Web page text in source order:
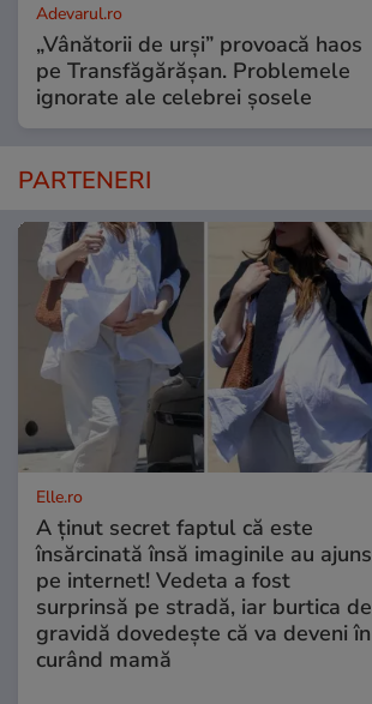
Adevarul.ro
„Vânătorii de urși” provoacă haos
pe Transfăgărășan. Problemele
ignorate ale celebrei șosele
PARTENERI
Elle.ro
A ținut secret faptul că este
însărcinată însă imaginile au ajuns
pe internet! Vedeta a fost
surprinsă pe stradă, iar burtica de
gravidă dovedește că va deveni în
curând mamă